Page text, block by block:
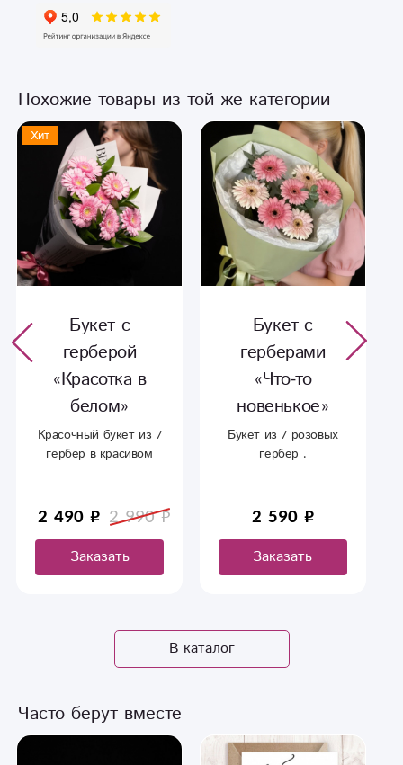
Похожие товары из той же категории
Хит
Букет с
герберой
«Красотка в
белом»
Красочный букет из 7
гербер в красивом
2 490 2 990
Заказать
Букет с
герберами
«Что-то
новенькое»
Букет из 7 розовых
гербер .
ценителей чего-то
2 590
Заказать
В каталог
Часто берут вместе